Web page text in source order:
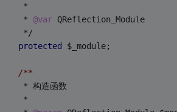
*
*
@var QReflection_Module
*/
protected $_module;
/**
* 构造函数
*